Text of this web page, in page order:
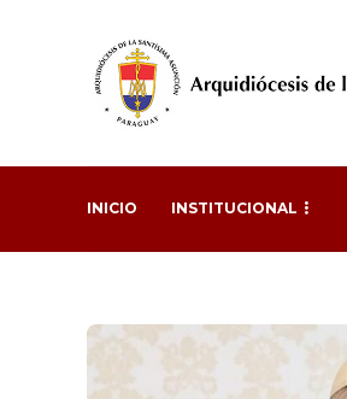
INICIO INSTITUCIONAL